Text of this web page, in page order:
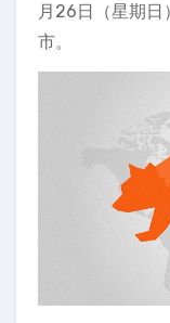
月26日（星期
市。